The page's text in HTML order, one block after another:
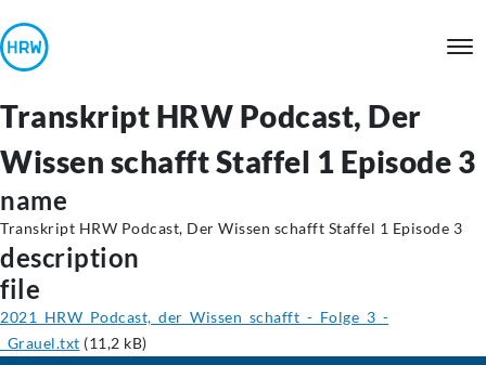
Transkript HRW Podcast, Der
Wissen schafft Staffel 1 Episode 3
name
Transkript HRW Podcast, Der Wissen schafft Staffel 1 Episode 3
description
file
2021_HRW_Podcast,_der_Wissen_schafft_-_Folge_3_-
_Grauel.txt (11,2 kB)